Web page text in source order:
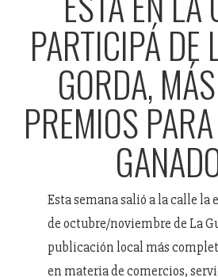
PARTICIPÁ DE
GORDA,
PREMIOS
Esta semana salió a la calle la
de octubre/noviembre de La
publicación local más
en materia de comercios,